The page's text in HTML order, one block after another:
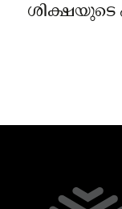
ശിക്ഷയുടെ